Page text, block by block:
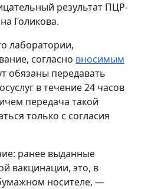
результат ПЦР-
Голикова.
лаборатории,
согласно вносимым
обязаны передавать
в течение 24 часов
передача такой
только с согласия
ранее выданные
вакцинации, это, в
носителе, —